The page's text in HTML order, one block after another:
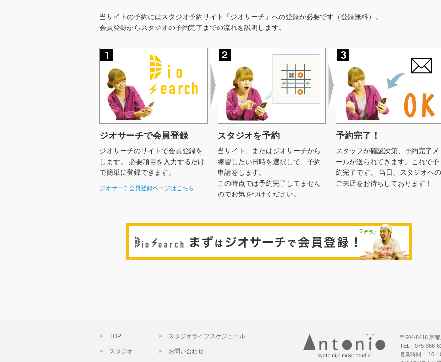
当サイトの予約にはスタジオ予約サイト「ジオサーチ」への登録が必要です（登録無料）。
会員登録からスタジオの予約完了までの流れを説明します。
ジオサーチで会員登録
ジオサーチのサイトで会員登録を
します。 必要項目を入力するだけ
で簡単に登録できます。
ジオサーチ会員登録ページはこちら
スタジオを予約
当サイト、またはジオサーチから
練習したい日時を選択して、予約
申請をします。
この時点では予約完了してません
のでお気をつけください。
予約完了！
スタッフが確認次第、予約完了メ
ールが送られてきます。これで予
約完了です。 当日、スタジオへの
ご来店をお待ちしております！
TOP
スタジオ
スタジオライブスケジュール
お問い合わせ
〒604-8416 京
TEL：075-366-
営業時間： 10：